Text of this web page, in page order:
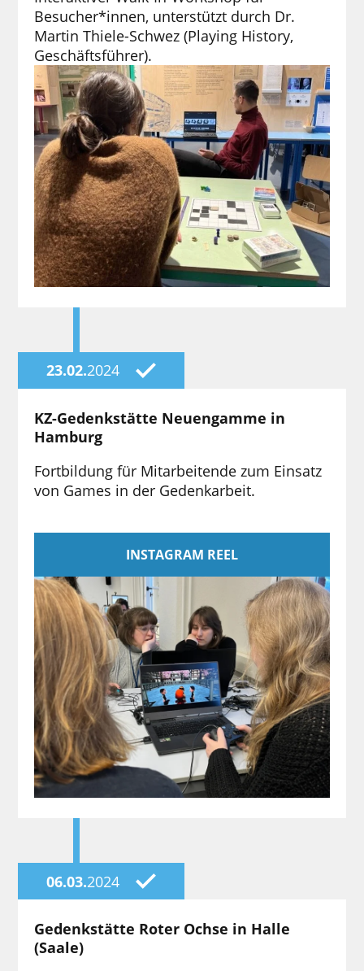
Besucher*innen, unterstützt durch Dr.
Martin Thiele-Schwez (Playing History,
Geschäftsführer).
23.02.2024
KZ-Gedenkstätte Neuengamme in
Hamburg
Fortbildung für Mitarbeitende zum Einsatz
von Games in der Gedenkarbeit.
INSTAGRAM REEL
06.03.2024
Gedenkstätte Roter Ochse in Halle
(Saale)